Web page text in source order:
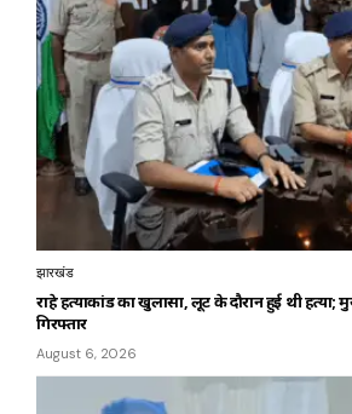
झारखंड
राहे हत्याकांड का खुलासा, लूट के दौरान हुई थी
गिरफ्तार
August 6, 2026